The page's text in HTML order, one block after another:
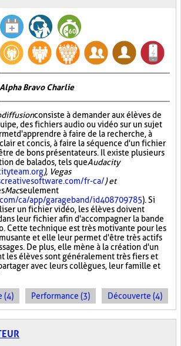
Alpha Bravo Charlie
consiste à demander aux élèves de
des fichiers audio ou vidéo sur un sujet
d'apprendre à faire de la recherche, à
et concis, à faire la séquence d'un fichier
de bons présentateurs. Il existe plusieurs
de balados, tels queAudacity
), Vegas
fr-ca/) et
Macseulement
ca/app/garageband/id408709785). Si
un fichier vidéo, les élèves doivent
leur fichier afin d'accompagner la bande
Cette technique est très motivante pour les
et elle leur permet d'être très actifs
De plus, elle mène à la création d'un
les élèves sont généralement très fiers et
avec leurs collègues, leur famille et
(4) Performance (3) Découverte (4)